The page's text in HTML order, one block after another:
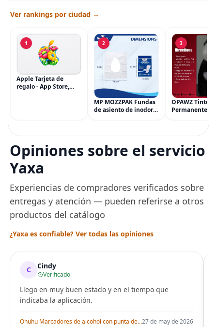
Ver rankings por ciudad →
1
Apple Tarjeta de
regalo - App Store,
2
MP MOZZPAK Fundas
de asiento de inodoro
para entrenamiento
3
OPAWZ Tinte
Permanente
Tinte para
Peluquería
una Década,
Opiniones sobre el servicio
Yaxa
Experiencias de compradores verificados sobre
entregas y atención — pueden referirse a otros
productos del catálogo
¿Yaxa es confiable? Ver todas las opiniones
C Cindy
Verificado
Llego en muy buen estado y en el tiempo que
indicaba la aplicación.
Ohuhu Marcadores de alcohol con punta de pincel – Juego de marcadores artísticos de doble punta con certificación AP para artistas adultos27 de may de 2026